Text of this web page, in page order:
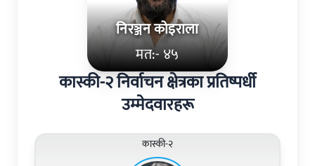
निरञ्जन कोइराला
मत:- ४५
कास्की-२ निर्वाचन क्षेत्रका प्रतिष्पर्धी
उम्मेदवारहरू
कास्की-२